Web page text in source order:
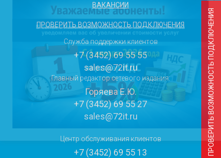
ПРОВЕРИТЬ ВОЗМОЖНОСТЬ ПОДКЛЮЧЕНИЯ
ВАКАНСИИ
ПРОВЕРИТЬ ВОЗМОЖНОСТЬ ПОДКЛЮЧЕНИЯ
Служба поддержки клиентов
+7 (3452) 69 55 55
sales@72it.ru
Главный редактор сетевого издания:
Горяева Е.Ю.
+7 (3452) 69 55 27
sales@72it.ru
Центр обслуживания клиентов
+7 (3452) 69 55 13